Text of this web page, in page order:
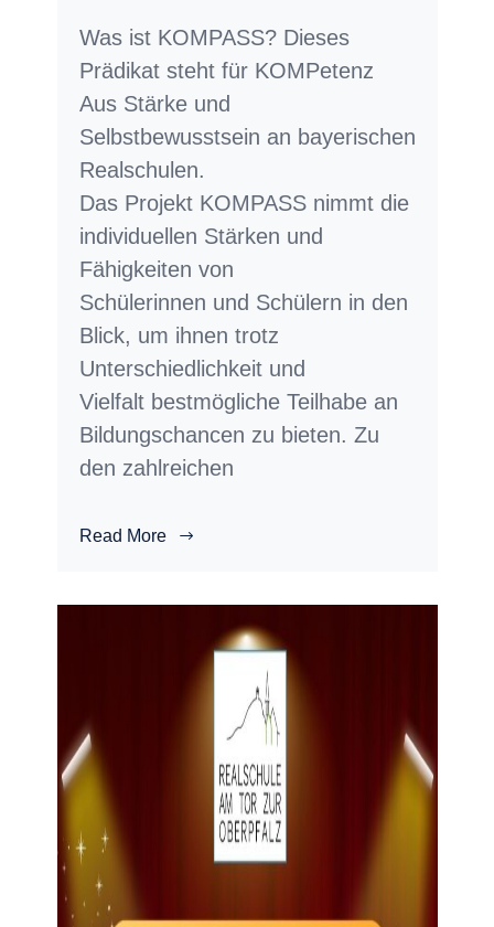
Was ist KOMPASS? Dieses
Prädikat steht für KOMPetenz
Aus Stärke und
Selbstbewusstsein an bayerischen
Realschulen.
Das Projekt KOMPASS nimmt die
individuellen Stärken und
Fähigkeiten von
Schülerinnen und Schülern in den
Blick, um ihnen trotz
Unterschiedlichkeit und
Vielfalt bestmögliche Teilhabe an
Bildungschancen zu bieten. Zu
den zahlreichen
Read More